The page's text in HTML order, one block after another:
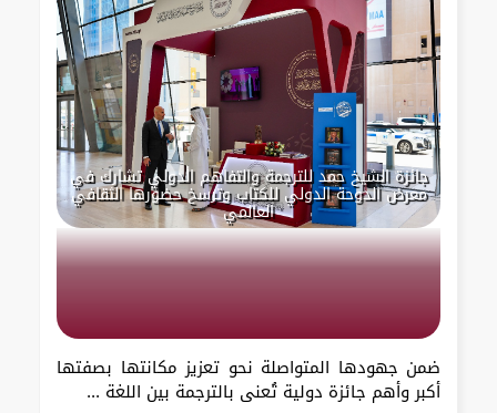
جائزة الشيخ حمد للترجمة والتفاهم الدولي تشارك في
معرض الدوحة الدولي للكتاب وترسخ حضورها الثقافي
العالمي
ضمن جهودها المتواصلة نحو تعزيز مكانتها بصفتها
أكبر وأهم جائزة دولية تُعنى بالترجمة بين اللغة ...